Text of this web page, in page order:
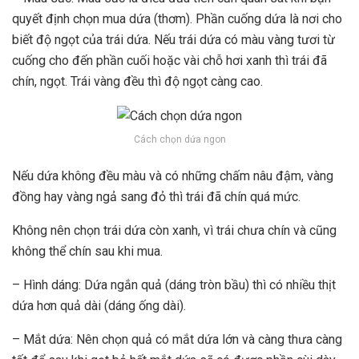
quyết định chọn mua dứa (thơm). Phần cuống dứa là nơi cho
biết độ ngọt của trái dứa. Nếu trái dứa có màu vàng tươi từ
cuống cho đến phần cuối hoặc vài chỗ hơi xanh thì trái đã
chín, ngọt. Trái vàng đều thì độ ngọt càng cao.
Cách chọn dứa ngon
Nếu dứa không đều màu và có những chấm nâu đậm, vàng
đồng hay vàng ngả sang đỏ thì trái đã chín quá mức.
Không nên chọn trái dứa còn xanh, vì trái chưa chín và cũng
không thể chín sau khi mua.
– Hình dáng: Dứa ngắn quả (dáng tròn bầu) thì có nhiều thịt
dứa hơn quả dài (dáng ống dài).
– Mắt dứa: Nên chọn quả có mắt dứa lớn và càng thưa càng